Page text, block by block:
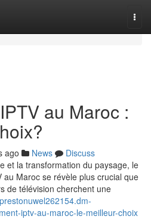
au Maroc :
ago News
Discuss
et la transformation du paysage, le
Maroc se révèle plus crucial que
de télévision cherchent une
iptv-au-maroc-le-meilleur-choix